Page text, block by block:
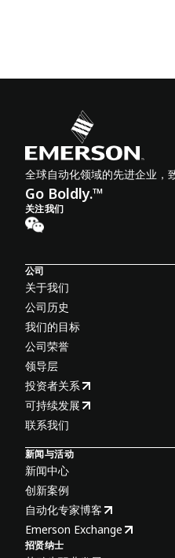
全球自动化领域的先进企业，
Go Boldly.™
关注我们
公司
关于我们
公司历史
我们的目标
公司荣誉
领导层
投资者关系
可持续发展
联系我们
新闻与活动
新闻中心
创新案例
自动化专家博客
Emerson Exchange
招贤纳士